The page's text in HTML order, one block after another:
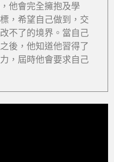
他會完全擁抱及學
，希望自己做到，交
不了的境界。當自己
後，他知道他習得了
，屆時他會要求自己